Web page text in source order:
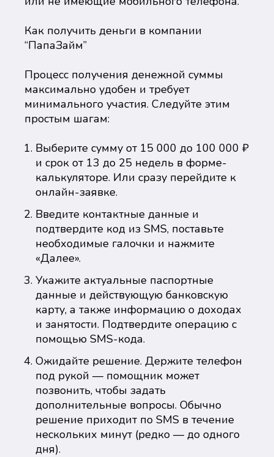
Как получить деньги в компании
“ПапаЗайм”
Процесс получения денежной суммы
максимально удобен и требует
минимального участия. Следуйте этим
простым шагам:
Выберите сумму от 15 000 до 100 000 ₽
и срок от 13 до 25 недель в форме-
калькуляторе. Или сразу перейдите к
онлайн-заявке.
Введите контактные данные и
подтвердите код из SMS, поставьте
необходимые галочки и нажмите
«Далее».
Укажите актуальные паспортные
данные и действующую банковскую
карту, а также информацию о доходах
и занятости. Подтвердите операцию с
помощью SMS-кода.
Ожидайте решение. Держите телефон
под рукой — помощник может
позвонить, чтобы задать
дополнительные вопросы. Обычно
решение приходит по SMS в течение
нескольких минут (редко — до одного
дня).